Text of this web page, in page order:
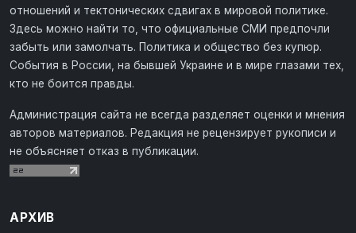
отношений и тектонических сдвигах в мировой политике.
Здесь можно найти то, что официальные СМИ предпочли
забыть или замолчать. Политика и общество без купюр.
События в России, на бывшей Украине и в мире глазами тех,
кто не боится правды.
Администрация сайта не всегда разделяет оценки и мнения
авторов материалов. Редакция не рецензирует рукописи и
не объясняет отказ в публикации.
АРХИВ